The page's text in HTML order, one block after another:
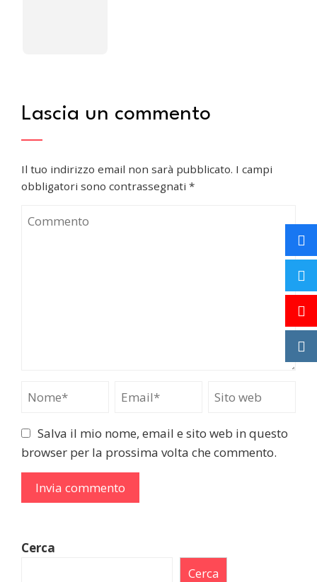
Lascia un commento
Il tuo indirizzo email non sarà pubblicato. I campi
obbligatori sono contrassegnati *
Salva il mio nome, email e sito web in questo
browser per la prossima volta che commento.
Cerca
Cerca